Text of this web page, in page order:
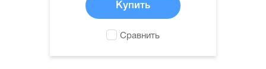
Купить
Сравнить